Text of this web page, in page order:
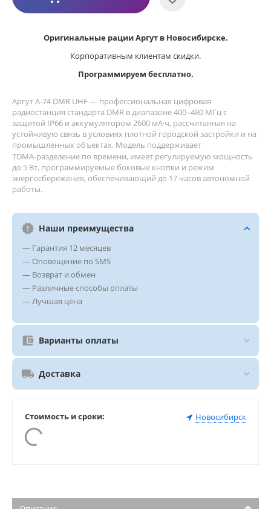
Оригинальные рации Аргут в Новосибирске.
Корпоративным клиентам скидки.
Программируем бесплатно.
Аргут А‑74 DMR UHF — профессиональная цифровая
радиостанция стандарта DMR в диапазоне 400–480 МГц с
защитой IP66 и аккумулятором 2600 мА·ч, рассчитанная на
устойчивую связь в условиях плотной городской застройки и на
промышленных объектах. Модель поддерживает
TDMA‑разделение по времени, имеет регулируемую мощность
до 5 Вт, программируемые боковые кнопки и режим
энергосбережения, обеспечивающий до 17 часов автономной
работы.
Наши преимущества
— Гарантия 12 месяцев
— Оповещение по SMS
— Возврат и обмен
— Различные способы оплаты
— Лучшая цена
Варианты оплаты
Доставка
Стоимость и сроки: Новосибирск